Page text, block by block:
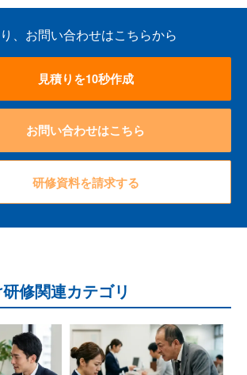
、お問い合わせはこちらから
見積りを10秒作成
お問い合わせはこちら
研修資料を請求する
修関連カテゴリ